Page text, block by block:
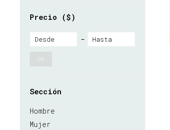
Precio ($)
Sección
Hombre
Mujer